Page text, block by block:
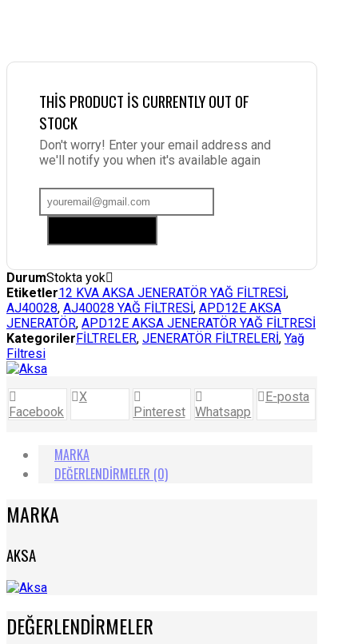
THIS PRODUCT IS CURRENTLY OUT OF
STOCK
Don't worry! Enter your email address and
we'll notify you when it's available again
DurumStokta yok
Etiketler12 KVA AKSA JENERATÖR YAĞ FİLTRESİ,
AJ40028, AJ40028 YAĞ FİLTRESİ, APD12E AKSA
JENERATÖR, APD12E AKSA JENERATÖR YAĞ FİLTRESİ
KategorilerFİLTRELER, JENERATÖR FİLTRELERİ, Yağ
Filtresi
Facebook
X
Pinterest
Whatsapp
E-posta
MARKA
DEĞERLENDIRMELER (0)
MARKA
AKSA
DEĞERLENDIRMELER